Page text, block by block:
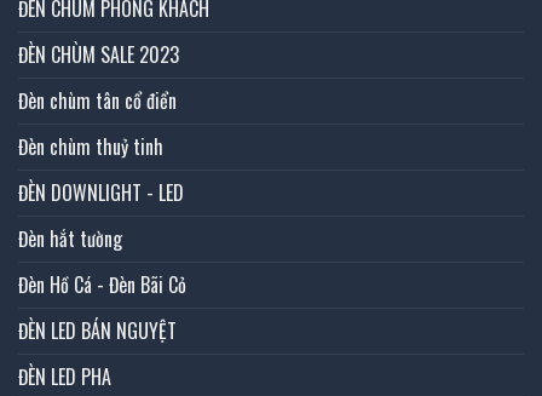
ĐÈN CHÙM PHÒNG KHÁCH
ĐÈN CHÙM SALE 2023
Đèn chùm tân cổ điển
Đèn chùm thuỷ tinh
ĐÈN DOWNLIGHT - LED
Đèn hắt tường
Đèn Hồ Cá - Đèn Bãi Cỏ
ĐÈN LED BÁN NGUYỆT
ĐÈN LED PHA